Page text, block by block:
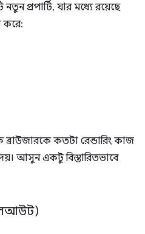
প্রপার্টি, যার মধ্যে রয়েছে
করে:
কতটা রেন্ডারিং কাজ
আসুন একটু বিস্তারিতভাবে